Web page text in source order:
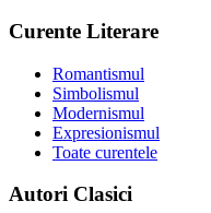
Curente Literare
Romantismul
Simbolismul
Modernismul
Expresionismul
Toate curentele
Autori Clasici